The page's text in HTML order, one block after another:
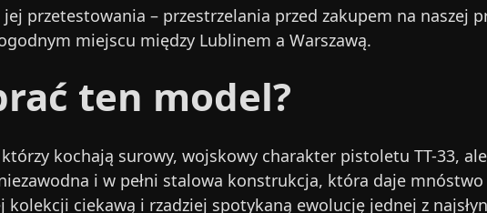
przetestowania – przestrzelania przed zakupem na naszej
miejscu między Lublinem a Warszawą.
ten model?
kochają surowy, wojskowy charakter pistoletu TT-33,
i w pełni stalowa konstrukcja, która daje mnóstwo
ciekawą i rzadziej spotykaną ewolucję jednej z